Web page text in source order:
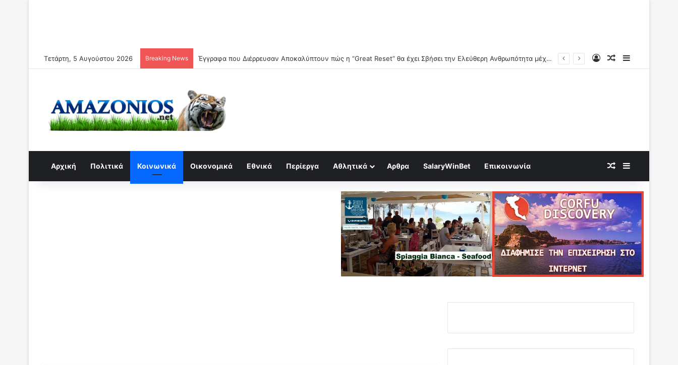
Τετάρτη, 5 Αυγούστου 2026 Breaking News Ν.Αντωνιάδης: Γνώριζαν τι συνέβαινε..Η πραγματική αιτία των αιφνίδιων θανάτων θα βεβαιώνεται και ερχονται οι μέγιστες ποινές!! Log InRandom Article
Αρχική Πολιτικά Κοινωνικά Οικονομικά Εθνικά Περίεργα Αθλητικά Αρθρα SalaryWinBet Επικοινωνία Random Article